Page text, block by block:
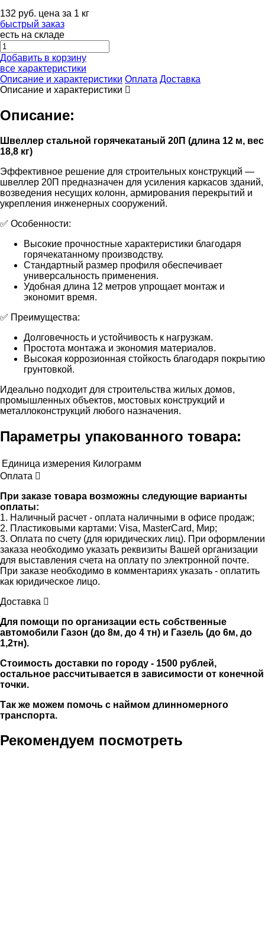
132 руб. цена за 1 кг
быстрый заказ
есть на складе
Добавить в корзину
все характеристики
Описание и характеристики Оплата Доставка
Описание и характеристики
Описание:
Швеллер стальной горячекатаный 20П (длина 12 м, вес
18,8 кг)
Эффективное решение для строительных конструкций —
швеллер 20П предназначен для усиления каркасов зданий,
возведения несущих колонн, армирования перекрытий и
укрепления инженерных сооружений.
✅ Особенности:
Высокие прочностные характеристики благодаря
горячекатанному производству.
Стандартный размер профиля обеспечивает
универсальность применения.
Удобная длина 12 метров упрощает монтаж и
экономит время.
✅ Преимущества:
Долговечность и устойчивость к нагрузкам.
Простота монтажа и экономия материалов.
Высокая коррозионная стойкость благодаря покрытию
грунтовкой.
Идеально подходит для строительства жилых домов,
промышленных объектов, мостовых конструкций и
металлоконструкций любого назначения.
Параметры упакованного товара:
Единица измерения Килограмм
Оплата
При заказе товара возможны следующие варианты
оплаты:
1. Наличный расчет - оплата наличными в офисе продаж;
2. Пластиковыми картами: Visa, MasterCard, Мир;
3. Оплата по счету (для юридических лиц). При оформлении
заказа необходимо указать реквизиты Вашей организации
для выставления счета на оплату по электронной почте.
При заказе необходимо в комментариях указать - оплатить
как юридическое лицо.
Доставка
Для помощи по организации есть собственные
автомобили Газон (до 8м, до 4 тн) и Газель (до 6м, до
1,2тн).
Стоимость доставки по городу - 1500 рублей,
остальное рассчитывается в зависимости от конечной
точки.
Так же можем помочь с наймом длинномерного
транспорта.
Рекомендуем посмотреть